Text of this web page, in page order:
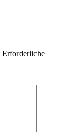
Erforderliche